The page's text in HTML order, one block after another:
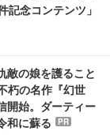
記念コンテンツ」
敵の娘を護ること
朽の名作『幻世
開始。ダーティー
和に蘇る
PR